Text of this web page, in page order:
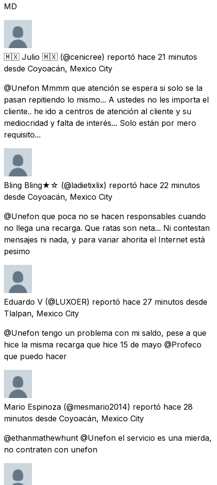
MD
🇲🇽 Julio 🇲🇽 (@cenicree) reportó hace 21 minutos
desde Coyoacán, Mexico City
@Unefon Mmmm que atención se espera si solo se la
pasan repitiendo lo mismo... A ustedes no les importa el
cliente.. he ido a centros de atención al cliente y su
mediocridad y falta de interés... Solo están por mero
requisito...
Bling Bling★☆ (@ladietixlix) reportó hace 22 minutos
desde Coyoacán, Mexico City
@Unefon que poca no se hacen responsables cuando
no llega una recarga. Que ratas son neta... Ni contestan
mensajes ni nada, y para variar ahorita el Internet está
pesimo
Eduardo V (@LUXOER) reportó hace 27 minutos desde
Tlalpan, Mexico City
@Unefon tengo un problema con mi saldo, pese a que
hice la misma recarga que hice 15 de mayo @Profeco
que puedo hacer
Mario Espinoza (@mesmario2014) reportó hace 28
minutos desde Coyoacán, Mexico City
@ethanmathewhunt @Unefon el servicio es una mierda,
no contraten con unefon